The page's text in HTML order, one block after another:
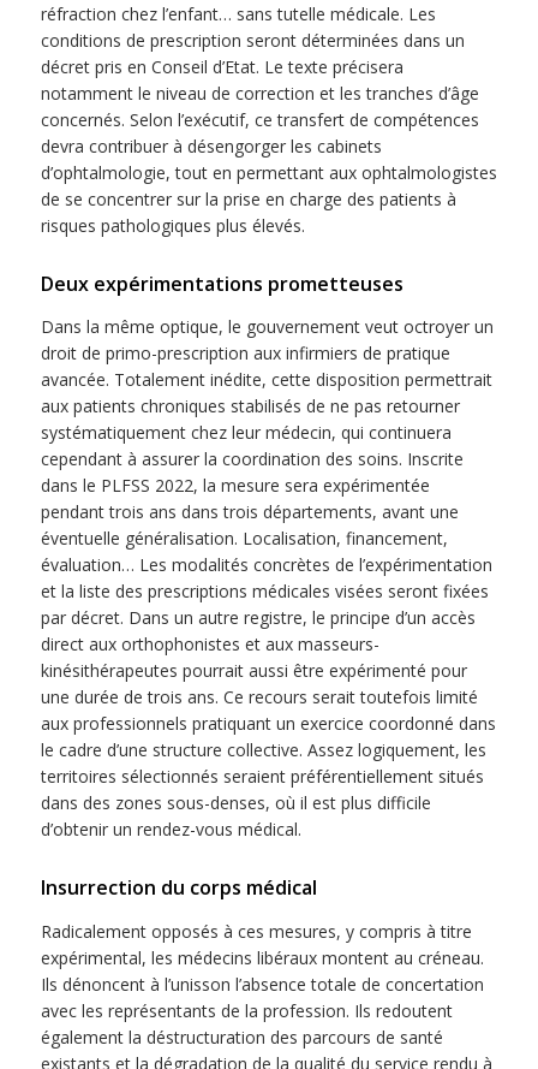
réfraction chez l’enfant… sans tutelle médicale. Les
conditions de prescription seront déterminées dans un
décret pris en Conseil d’Etat. Le texte précisera
notamment le niveau de correction et les tranches d’âge
concernés. Selon l’exécutif, ce transfert de compétences
devra contribuer à désengorger les cabinets
d’ophtalmologie, tout en permettant aux ophtalmologistes
de se concentrer sur la prise en charge des patients à
risques pathologiques plus élevés.
Deux expérimentations prometteuses
Dans la même optique, le gouvernement veut octroyer un
droit de primo-prescription aux infirmiers de pratique
avancée. Totalement inédite, cette disposition permettrait
aux patients chroniques stabilisés de ne pas retourner
systématiquement chez leur médecin, qui continuera
cependant à assurer la coordination des soins. Inscrite
dans le PLFSS 2022, la mesure sera expérimentée
pendant trois ans dans trois départements, avant une
éventuelle généralisation. Localisation, financement,
évaluation… Les modalités concrètes de l’expérimentation
et la liste des prescriptions médicales visées seront fixées
par décret. Dans un autre registre, le principe d’un accès
direct aux orthophonistes et aux masseurs-
kinésithérapeutes pourrait aussi être expérimenté pour
une durée de trois ans. Ce recours serait toutefois limité
aux professionnels pratiquant un exercice coordonné dans
le cadre d’une structure collective. Assez logiquement, les
territoires sélectionnés seraient préférentiellement situés
dans des zones sous-denses, où il est plus difficile
d’obtenir un rendez-vous médical.
Insurrection du corps médical
Radicalement opposés à ces mesures, y compris à titre
expérimental, les médecins libéraux montent au créneau.
Ils dénoncent à l’unisson l’absence totale de concertation
avec les représentants de la profession. Ils redoutent
également la déstructuration des parcours de santé
existants et la dégradation de la qualité du service rendu à